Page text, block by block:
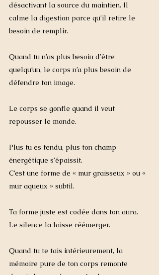
désactivant la source du maintien. Il
calme la digestion parce qu’il retire le
besoin de remplir.
Quand tu n’as plus besoin d’être
quelqu’un, le corps n’a plus besoin de
défendre ton image.
Le corps se gonfle quand il veut
repousser le monde.
Plus tu es tendu, plus ton champ
énergétique s’épaissit.
C’est une forme de « mur graisseux » ou «
mur aqueux » subtil.
Ta forme juste est codée dans ton aura.
Le silence la laisse réémerger.
Quand tu te tais intérieurement, la
mémoire pure de ton corps remonte